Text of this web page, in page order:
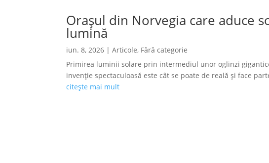
Orașul din Norvegia care aduce
lumină
iun. 8, 2026 |Articole, Fără categorie
Primirea luminii solare prin intermediul unor oglinzi
invenție spectaculoasă este cât se poate de reală și face
citește mai mult